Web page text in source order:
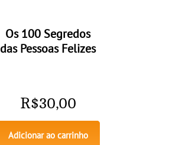
Os 100 Segredos
das Pessoas Felizes
R$30,00
Adicionar ao carrinho